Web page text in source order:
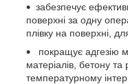
забезпечує
поверхні за одну
плівку на поверхні,
покращує адгезію
матеріалів, бетону
температурному